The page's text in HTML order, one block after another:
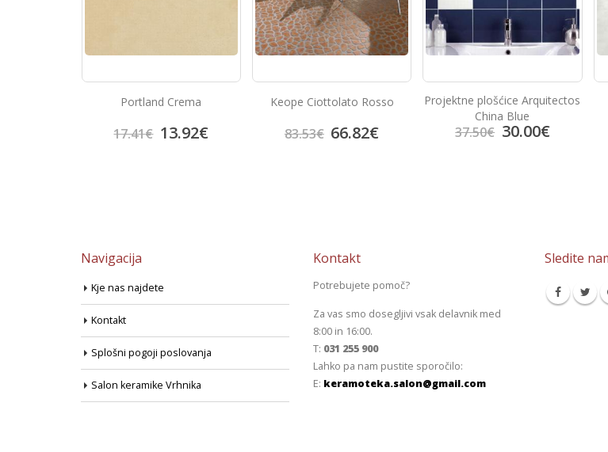
Keope Ciottolato Rosso
83.53€ 66.82€
Projektne plošćice Arquitectos
37.50€ 30.00€
Look Perla
18.38€ 14.70€
Navigacija
Kje nas najdete
Kontakt
Splošni pogoji poslovanja
Salon keramike Vrhnika
Kontakt
Potrebujete pomoč?
Za vas smo dosegljivi vsak delavnik med
8:00 in 16:00.
T: 031 255 900
Lahko pa nam pustite sporočilo:
E: keramoteka.salon@gmail.com
Sledite